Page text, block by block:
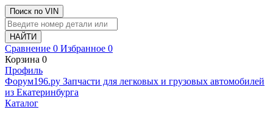
Поиск по VIN
Сравнение 0 Избранное 0
Корзина 0
Профиль
Фoрум196.ру Запчасти для легковых и грузовых автомобилей
из Екатеринбурга
Каталог